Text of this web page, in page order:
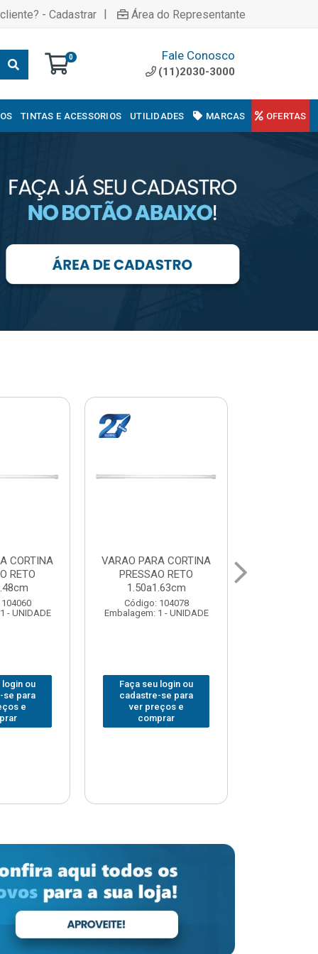
- Cadastrar | Área do Representante
0 Fale Conosco
(11)2030-3000
TINTAS E ACESSORIOS UTILIDADES MARCAS OFERTAS
CORTINA
RETO
- UNIDADE
login ou
se para
e
VARAL PARA TETO
MAXEB ACO 1.40m
Código: 104086
Embalagem: 1 - UNIDADE
Faça seu login ou
cadastre-se para
ver preços e
comprar